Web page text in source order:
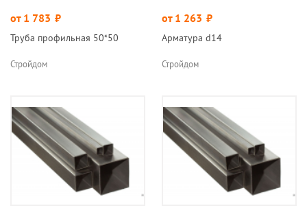
от 1 783 руб.
Труба профильная 50*50
Стройдом
от 1 263 руб.
Арматура d14
Стройдом